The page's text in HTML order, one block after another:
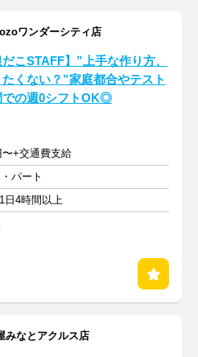
ワンダーシティ店
だこSTAFF】”上手な作り方、
くない？”家庭都合やテスト
での週0シフトOK◎
+交通費支給
パート
日4時間以上
みなとアクルス店